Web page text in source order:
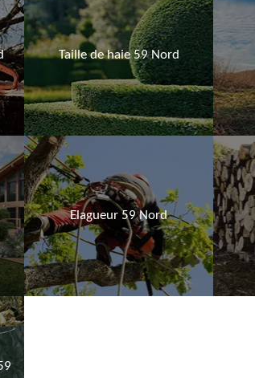
Taille de haie 59 Nord
Elagueur 59 Nord